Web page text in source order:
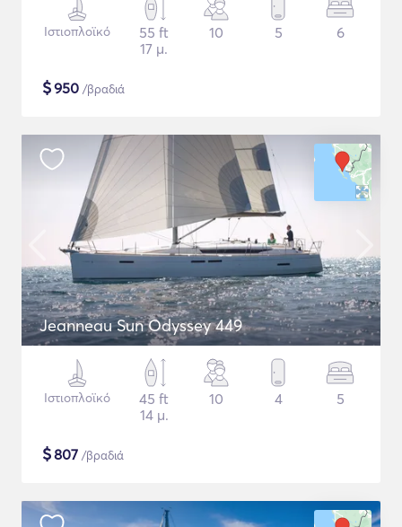
Ιστιοπλοϊκό
55 ft
17 μ.
10 5 6
$950 /βραδιά
Jeanneau Sun Odyssey 449
Ιστιοπλοϊκό
45 ft
14 μ.
10 4 5
$807 /βραδιά